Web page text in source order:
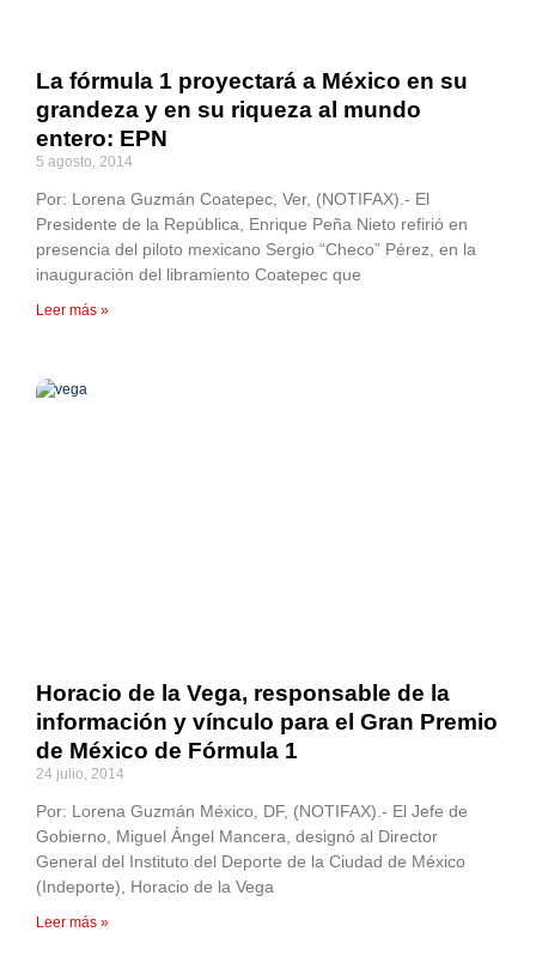
La fórmula 1 proyectará a México en su
grandeza y en su riqueza al mundo
entero: EPN
5 agosto, 2014
Por: Lorena Guzmán Coatepec, Ver, (NOTIFAX).- El
Presidente de la República, Enrique Peña Nieto refirió en
presencia del piloto mexicano Sergio “Checo” Pérez, en la
inauguración del libramiento Coatepec que
Leer más »
Horacio de la Vega, responsable de la
información y vínculo para el Gran Premio
de México de Fórmula 1
24 julio, 2014
Por: Lorena Guzmán México, DF, (NOTIFAX).- El Jefe de
Gobierno, Miguel Ángel Mancera, designó al Director
General del Instituto del Deporte de la Ciudad de México
(Indeporte), Horacio de la Vega
Leer más »